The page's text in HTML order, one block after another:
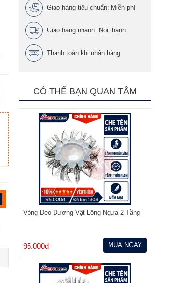
Giao hàng tiêu chuẩn: Miễn phí
Giao hàng nhanh: Nội thành
Thanh toán khi nhận hàng
CÓ THỂ BẠN QUAN TÂM
Vòng Đeo Dương Vật Lông Ngựa 2 Tầng
95.000đ MUA NGAY